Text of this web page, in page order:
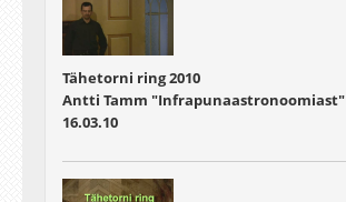
Tähetorni ring 2010
Antti Tamm "Infrapunaastronoomiast"
16.03.10